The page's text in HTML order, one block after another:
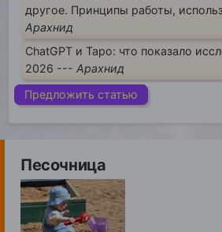
другое. Принципы работы,
Арахнид
ChatGPT и Таро: что показало
2026 --- Арахнид
Предложить статью
Песочница